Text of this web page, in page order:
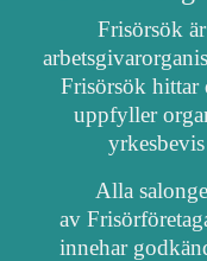
Frisörsök
Frisörsök hittar
uppfyller
Alla
av
innehar